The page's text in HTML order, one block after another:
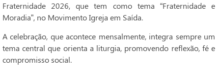
Fraternidade 2026, que tem como tema “Fraternidade e
Moradia”, no Movimento Igreja em Saída.
A celebração, que acontece mensalmente, integra sempre um
tema central que orienta a liturgia, promovendo reflexão, fé e
compromisso social.